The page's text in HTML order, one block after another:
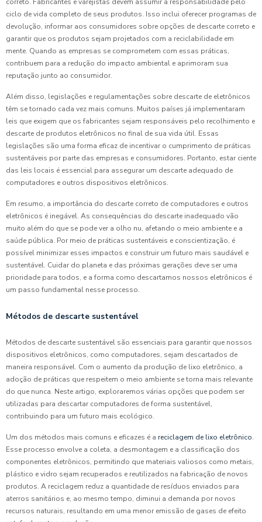
ciclo de vida completo de seus produtos. Isso inclui oferecer programas de
devolução, informar aos consumidores sobre opções de descarte correto e
garantir que os produtos sejam projetados com a reciclabilidade em
mente. Quando as empresas se comprometem com essas práticas,
contribuem para a redução do impacto ambiental e aprimoram sua
reputação junto ao consumidor.
Além disso, legislações e regulamentações sobre descarte de eletrônicos
têm se tornado cada vez mais comuns. Muitos países já implementaram
leis que exigem que os fabricantes sejam responsáveis pelo recolhimento e
descarte de produtos eletrônicos no final de sua vida útil. Essas
legislações são uma forma eficaz de incentivar o cumprimento de práticas
sustentáveis por parte das empresas e consumidores. Portanto, estar ciente
das leis locais é essencial para assegurar um descarte adequado de
computadores e outros dispositivos eletrônicos.
Em resumo, a importância do descarte correto de computadores e outros
eletrônicos é inegável. As consequências do descarte inadequado vão
muito além do que se pode ver a olho nu, afetando o meio ambiente e a
saúde pública. Por meio de práticas sustentáveis e conscientização, é
possível minimizar esses impactos e construir um futuro mais saudável e
sustentável. Cuidar do planeta e das próximas gerações deve ser uma
prioridade para todos, e a forma como descartamos nossos eletrônicos é
um passo fundamental nesse processo.
Métodos de descarte sustentável
Métodos de descarte sustentável são essenciais para garantir que nossos
dispositivos eletrônicos, como computadores, sejam descartados de
maneira responsável. Com o aumento da produção de lixo eletrônico, a
adoção de práticas que respeitem o meio ambiente se torna mais relevante
do que nunca. Neste artigo, exploraremos várias opções que podem ser
utilizadas para descartar computadores de forma sustentável,
contribuindo para um futuro mais ecológico.
Um dos métodos mais comuns e eficazes é a reciclagem de lixo eletrônico.
Esse processo envolve a coleta, a desmontagem e a classificação dos
componentes eletrônicos, permitindo que materiais valiosos como metais,
plástico e vidro sejam recuperados e reutilizados na fabricação de novos
produtos. A reciclagem reduz a quantidade de resíduos enviados para
aterros sanitários e, ao mesmo tempo, diminui a demanda por novos
recursos naturais, resultando em uma menor emissão de gases de efeito